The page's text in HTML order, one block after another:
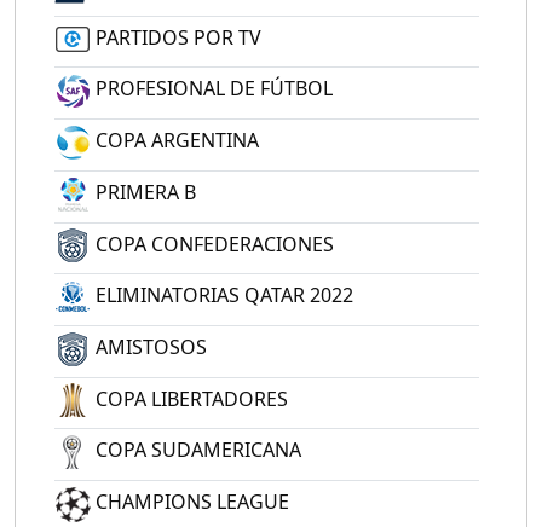
PARTIDOS POR TV
PROFESIONAL DE FÚTBOL
COPA ARGENTINA
PRIMERA B
COPA CONFEDERACIONES
ELIMINATORIAS QATAR 2022
AMISTOSOS
COPA LIBERTADORES
COPA SUDAMERICANA
CHAMPIONS LEAGUE